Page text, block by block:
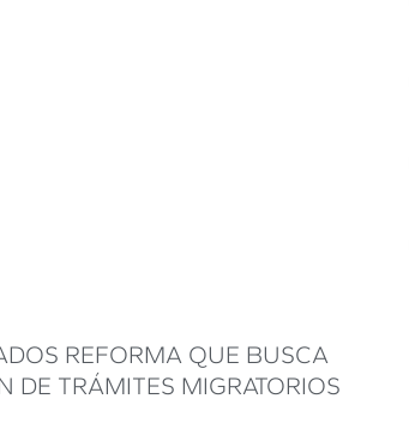
REFORMA QUE BUSCA
DE TRÁMITES MIGRATORIOS